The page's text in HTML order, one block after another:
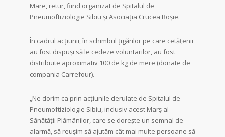
Mare, retur, fiind organizat de Spitalul de
Pneumoftiziologie Sibiu și Asociația Crucea Roșie.
În cadrul acțiunii, în schimbul țigărilor pe care cetățenii
au fost dispuși să le cedeze voluntarilor, au fost
distribuite aproximativ 100 de kg de mere (donate de
compania Carrefour).
„Ne dorim ca prin acțiunile derulate de Spitalul de
Pneumoftiziologie Sibiu, inclusiv acest Marș al
Sănătății Plămânilor, care se dorește un semnal de
alarmă, să reușim să ajutăm cât mai multe persoane să